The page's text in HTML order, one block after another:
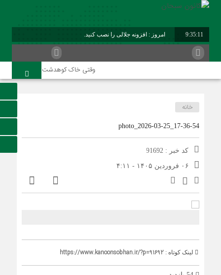
9:35:11 امروز : افزونه جلالی را نصب کنید.
وقتی خاک کوهدشت با عطر کربلا
خانه
photo_2026-03-25_17-36-54
کد خبر : 91692
۰۶ فروردین ۱۴۰۵ - ۴:۱۱
لینک کوتاه : https://www.kanoonsobhan.ir/?p=91692